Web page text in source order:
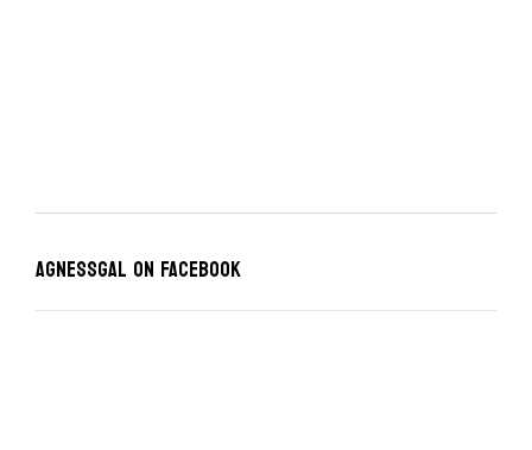
Agnessgal on Facebook